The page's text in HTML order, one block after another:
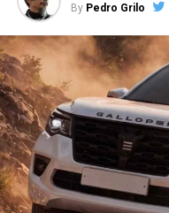
By Pedro Grilo